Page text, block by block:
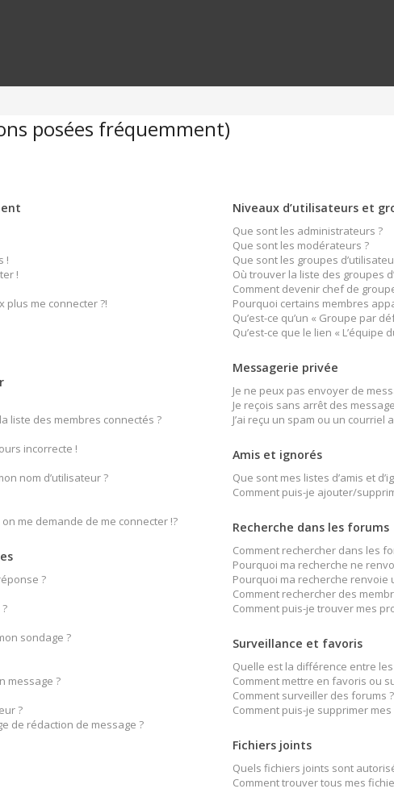
posées fréquemment)
!
!
plus me connecter ?!
liste des membres connectés ?
incorrecte !
nom d’utilisateur ?
me demande de me connecter !?
?
sondage ?
message ?
?
de rédaction de message ?
Niveaux d’utilisateurs et
Que sont les administrateurs ?
Que sont les modérateurs ?
Que sont les groupes
Où trouver la liste des groupes
Comment devenir chef de
Pourquoi certains membres
Qu’est-ce qu’un « Groupe par
Qu’est-ce que le lien « L’équipe
Messagerie privée
Je ne peux pas envoyer de
Je reçois sans arrêt des
J’ai reçu un spam ou un courriel
Amis et ignorés
Que sont mes listes d’amis et
Comment puis-je ajouter/
Recherche dans les forums
Comment rechercher dans les
Pourquoi ma recherche ne
Pourquoi ma recherche renvoie
Comment rechercher des
Comment puis-je trouver mes
Surveillance et favoris
Quelle est la différence entre
Comment mettre en favoris ou
Comment surveiller des forums ?
Comment puis-je supprimer
Fichiers joints
Quels fichiers joints sont
Comment trouver tous mes